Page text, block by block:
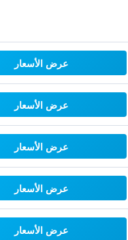
عرض الأسعار
عرض الأسعار
عرض الأسعار
عرض الأسعار
عرض الأسعار